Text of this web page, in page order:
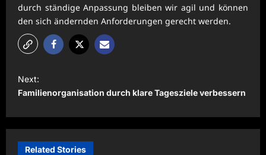
durch ständige Anpassung bleiben wir agil und können
den sich ändernden Anforderungen gerecht werden.
o
t
n
Next:
Familienorganisation durch klare Tagesziele verbessern
Related Stories